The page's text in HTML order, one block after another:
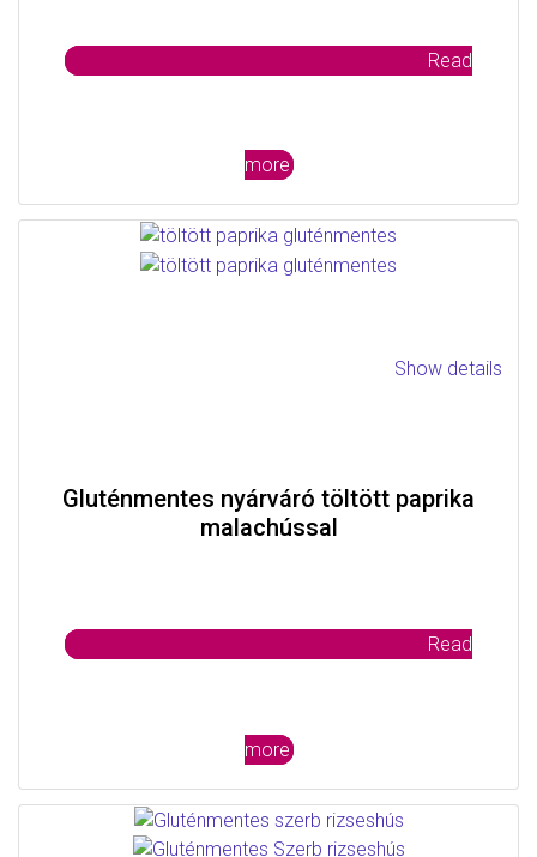
Read
more
Show details
Gluténmentes nyárváró töltött paprika
malachússal
Read
more